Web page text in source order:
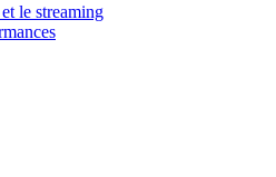
le streaming